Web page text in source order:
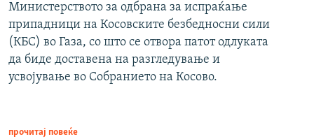
Министерството за одбрана за испраќање
припадници на Косовските безбедносни сили
(КБС) во Газа, со што се отвора патот одлуката
да биде доставена на разгледување и
усвојување во Собранието на Косово.
прочитај повеќе